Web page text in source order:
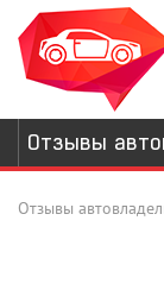
Отзывы
Отзывы